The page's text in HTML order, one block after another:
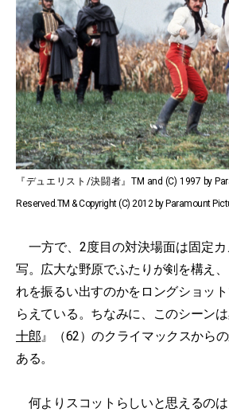
『デュエリスト/決闘者』TM and (C) 1997 by
Reserved.TM & Copyright (C) 2012 by Paramount
一方で、2度目の対決場面は固定
写。広大な野原でふたりが剣を構え
れを振るい出すのかをロングショッ
らえている。ちなみに、このシーン
十郎』（62）のクライマックスから
ある。
何よりスコットらしいと思えるの